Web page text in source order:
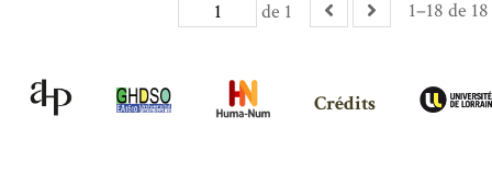
de 1 1–18 de 18
Crédits